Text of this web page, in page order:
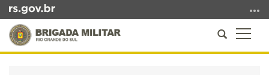
para
conteúdo
a
Abrir
a